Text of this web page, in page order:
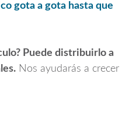
gota a gota hasta que
Puede distribuirlo a
Nos ayudarás a crecer